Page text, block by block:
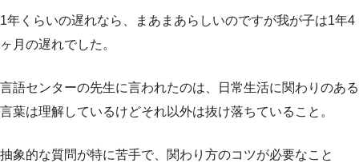
1年くらいの遅れなら、まあまあらしいのですが我が子は1年4
ヶ月の遅れでした。
言語センターの先生に言われたのは、日常生活に関わりのある
言葉は理解しているけどそれ以外は抜け落ちていること。
抽象的な質問が特に苦手で、関わり方のコツが必要なこと